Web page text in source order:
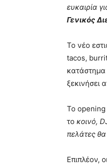
ευκαιρία
Γενικός
Το νέο
tacos,
κατάστημα
ξεκινήσει
Το opening
το κοινό,
πελάτες θα
Επιπλέον,